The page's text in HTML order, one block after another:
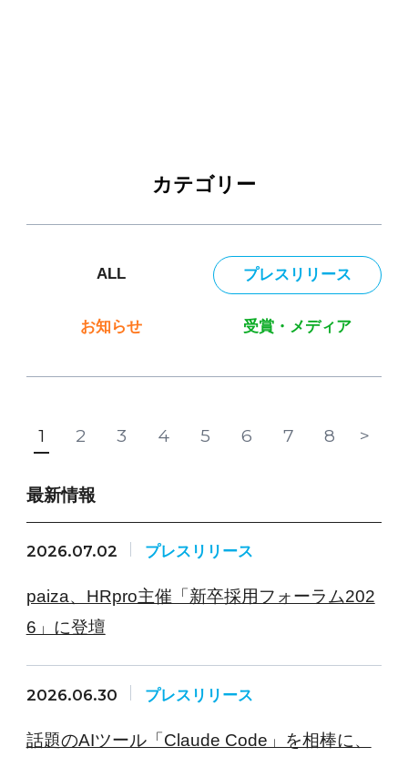
カテゴリー
ALL プレスリリース
お知らせ 受賞・メディア
1 2 3 4 5 6 7 8 >
最新情報
2026.07.02 プレスリリース
paiza、HRpro主催「新卒採用フォーラム202
6」に登壇
2026.06.30 プレスリリース
話題のAIツール「Claude Code」を相棒に、